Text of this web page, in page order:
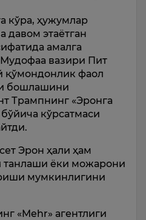
кўра, ҳужумлар
давом этаётган
амалга
вазири Пит
қўмондонлик фаол
бошлашини
Трампнинг «Эронга
кўрсатмаси
Эрон ҳали ҳам
танлаши ёки можарони
мумкинлигини
«Mehr» агентлиги